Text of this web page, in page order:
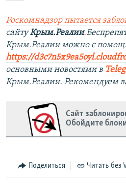
Роскомнадзор пытается
сайтуКрым.Реалии.
Крым.Реалии можно с
https://
основными новостями в
Крым.Реалии. Рекомендуем
Сайт
Обойдите
Поделиться Читать без